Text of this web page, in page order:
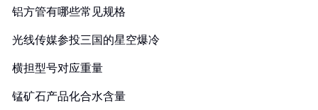
铝方管有哪些常见规格
光线传媒参投三国的星空爆冷
横担型号对应重量
锰矿石产品化合水含量